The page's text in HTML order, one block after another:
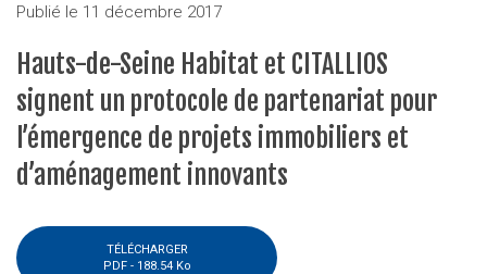
Publié le 11 décembre 2017
Hauts-de-Seine Habitat et CITALLIOS
signent un protocole de partenariat pour
l’émergence de projets immobiliers et
d’aménagement innovants
TÉLÉCHARGER
PDF - 188.54 Ko